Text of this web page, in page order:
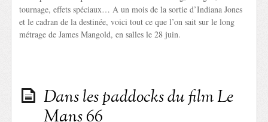
tournage, effets spéciaux… A un mois de la sortie d’Indiana Jones
et le cadran de la destinée, voici tout ce que l’on sait sur le long
métrage de James Mangold, en salles le 28 juin.
Dans les paddocks du film Le